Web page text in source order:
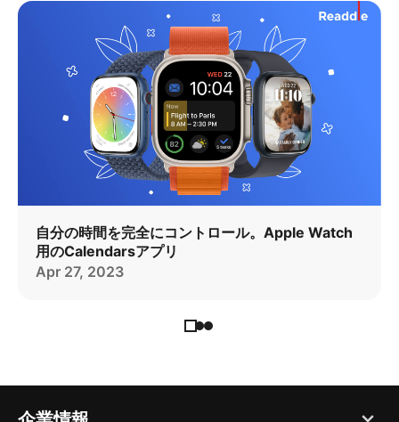
自分の時間を完全にコントロール。Apple Watch
用のCalendarsアプリ
Apr 27, 2023